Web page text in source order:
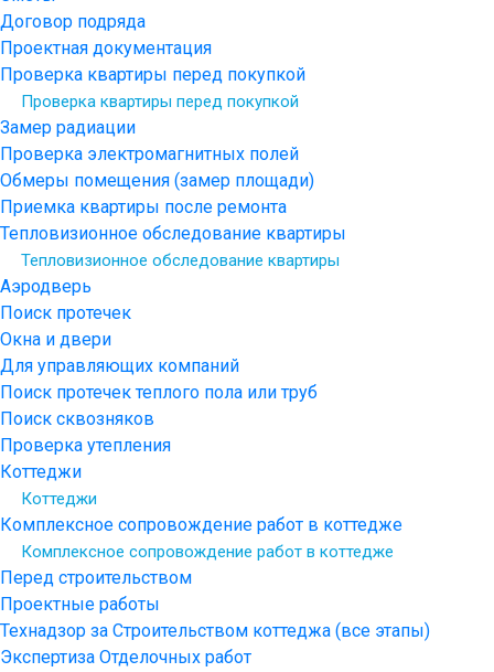
Договор подряда
Проектная документация
Проверка квартиры перед покупкой
Проверка квартиры перед покупкой
Замер радиации
Проверка электромагнитных полей
Обмеры помещения (замер площади)
Приемка квартиры после ремонта
Тепловизионное обследование квартиры
Тепловизионное обследование квартиры
Аэродверь
Поиск протечек
Окна и двери
Для управляющих компаний
Поиск протечек теплого пола или труб
Поиск сквозняков
Проверка утепления
Коттеджи
Коттеджи
Комплексное сопровождение работ в коттедже
Комплексное сопровождение работ в коттедже
Перед строительством
Проектные работы
Технадзор за Строительством коттеджа (все этапы)
Экспертиза Отделочных работ